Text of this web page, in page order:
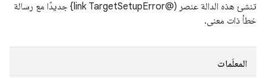
تنشئ هذه الدالة عنصر (@link TargetSetupError} جديدًا مع رسالة
خطأ ذات معنى.
المعلَمات